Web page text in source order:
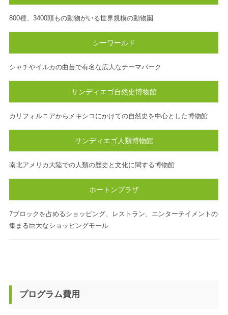
800種、3400頭もの動物がいる世界規模の動物園
シーワールド
シャチやイルカの曲芸で有名な広大なテーマパーク
サンディエゴ自然史博物館
カリフォルニアからメキシコにかけての自然史を中心とした博物館
サンディエゴ人類博物館
南北アメリカ大陸での人類の歴史と文化に関する博物館
ホートンプラザ
7ブロックを占めるショッピング、レストラン、エンターテイメントの
集まる巨大なショッピングモール
プログラム費用